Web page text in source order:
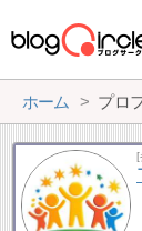
ホーム プロ
[